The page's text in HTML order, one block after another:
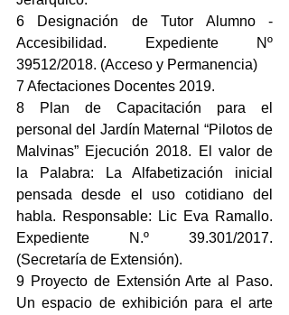
6 Designación de Tutor Alumno -
Accesibilidad. Expediente Nº
39512/2018. (Acceso y Permanencia)
7 Afectaciones Docentes 2019.
8 Plan de Capacitación para el
personal del Jardín Maternal “Pilotos de
Malvinas” Ejecución 2018. El valor de
la Palabra: La Alfabetización inicial
pensada desde el uso cotidiano del
habla. Responsable: Lic Eva Ramallo.
Expediente N.º 39.301/2017.
(Secretaría de Extensión).
9 Proyecto de Extensión Arte al Paso.
Un espacio de exhibición para el arte